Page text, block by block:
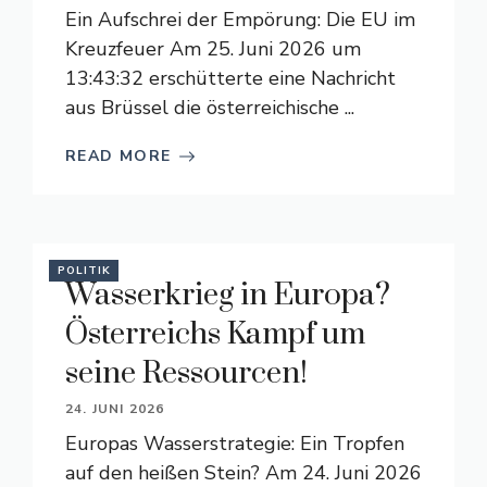
Ein Aufschrei der Empörung: Die EU im
Kreuzfeuer Am 25. Juni 2026 um
13:43:32 erschütterte eine Nachricht
aus Brüssel die österreichische ...
READ MORE
POLITIK
Wasserkrieg in Europa?
Österreichs Kampf um
seine Ressourcen!
24. JUNI 2026
Europas Wasserstrategie: Ein Tropfen
auf den heißen Stein? Am 24. Juni 2026